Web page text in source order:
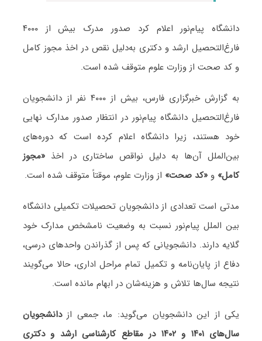
دانشگاه پیام‌نور اعلام کرد صدور مدرک بیش از ۴۰۰۰
فارغ‌التحصیل ارشد و دکتری به‌دلیل نقص در اخذ مجوز کامل
و کد صحت از وزارت علوم متوقف شده است.
به گزارش خبرگزاری فارس، بیش از ۴۰۰۰ نفر از دانشجویان
فارغ‌التحصیل دانشگاه پیام‌نور در انتظار صدور مدارک نهایی
خود هستند، زیرا دانشگاه اعلام کرده است که دوره‌های
بین‌الملل آن‌ها به دلیل نواقص ساختاری در اخذ «مجوز
کامل» و «کد صحت» از وزارت علوم، موقتاً متوقف شده است.
مدتی است تعدادی از دانشجویان تحصیلات تکمیلی دانشگاه
بین الملل پیام‌نور نسبت به وضعیت نامشخص مدارک خود
گلایه دارند. دانشجویانی که پس از گذراندن واحدهای درسی،
دفاع از پایان‌نامه و تکمیل تمام مراحل اداری، حالا می‌گویند
نتیجه سال‌ها تلاش و هزینه‌شان در ابهام مانده است.
یکی از این دانشجویان می‌گوید: ما، جمعی ازدانشجویان
سال‌های ۱۴۰۱ و ۱۴۰۲ در مقاطع کارشناسی ارشد و دکتری